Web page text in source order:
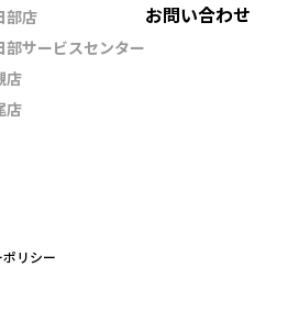
部店
部サービスセンター
店
店
お問い合わせ
リシー